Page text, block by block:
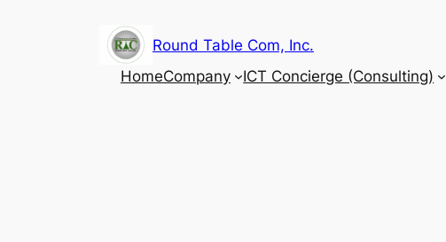
Round Table Com, Inc.
HomeCompany ICT Concierge (Consulting)